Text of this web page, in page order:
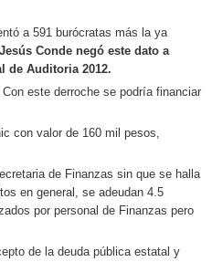
a 591 burócratas más la ya
Conde negó este dato a
de Auditoria 2012.
este derroche se podría financiar
con valor de 160 mil pesos,
de Finanzas sin que se halla
en general, se adeudan 4.5
por personal de Finanzas pero
de la deuda pública estatal y